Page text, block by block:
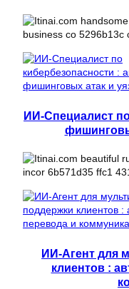
ИИ-Специалист
ИИ-Агент для
клиентов :